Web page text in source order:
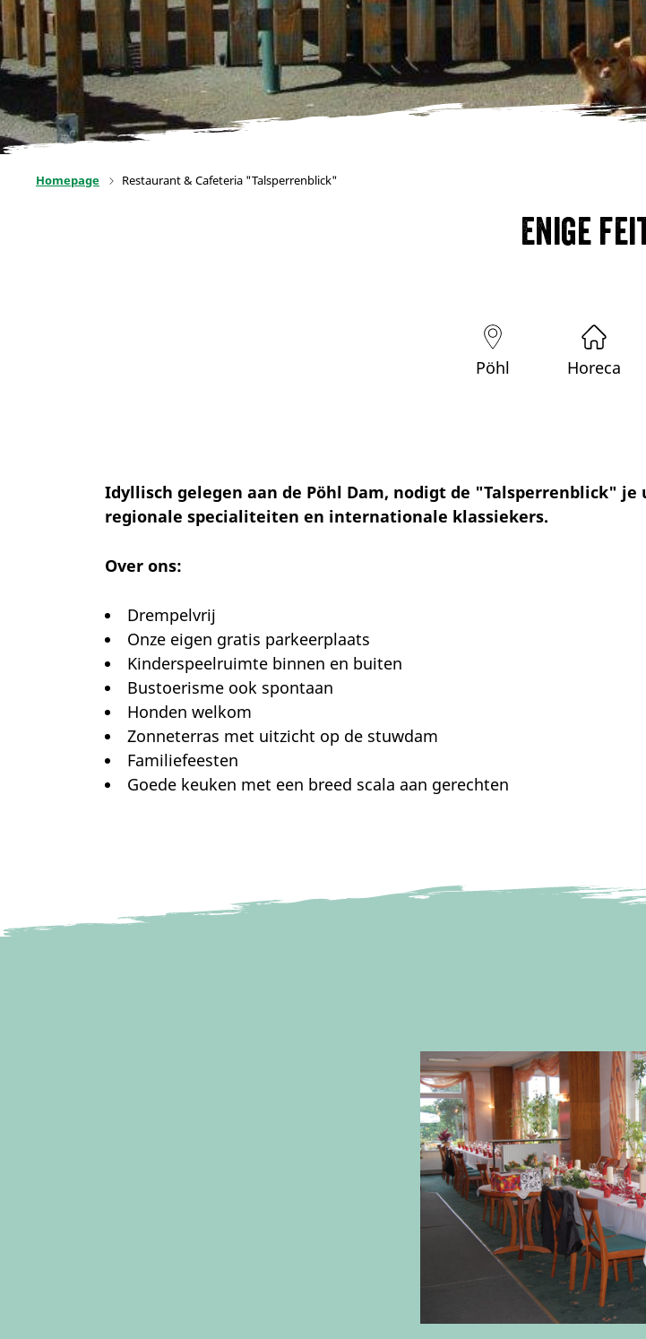
Homepage Restaurant & Cafeteria "Talsperrenblick"
Enige
Pöhl Horeca
Idyllisch gelegen aan de Pöhl Dam, nodigt de "Talsperrenblick"
regionale specialiteiten en internationale klassiekers.
Over ons:
Drempelvrij
Onze eigen gratis parkeerplaats
Kinderspeelruimte binnen en buiten
Bustoerisme ook spontaan
Honden welkom
Zonneterras met uitzicht op de stuwdam
Familiefeesten
Goede keuken met een breed scala aan gerechten